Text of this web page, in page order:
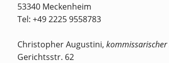
53340 Meckenheim
Tel: +49 2225 9558783
Christopher Augustini,
Gerichtsstr. 62